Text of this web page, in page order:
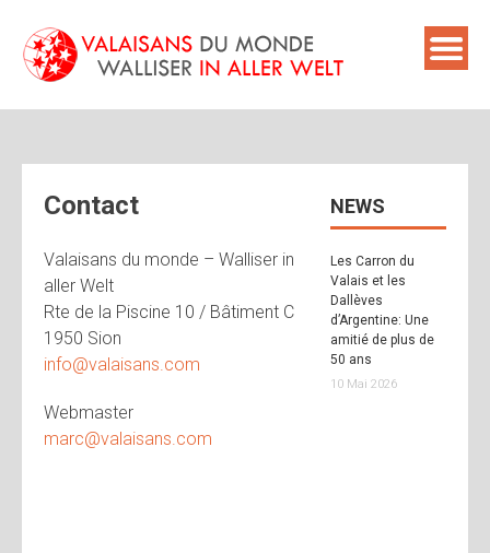
content
Contact
Valaisans du monde – Walliser in
aller Welt
Rte de la Piscine 10 / Bâtiment C
1950 Sion
info@valaisans.com
Webmaster
marc@valaisans.com
NEWS
Les Carron du
Valais et les
Dallèves
d’Argentine: Une
amitié de plus de
50 ans
10 Mai 2026